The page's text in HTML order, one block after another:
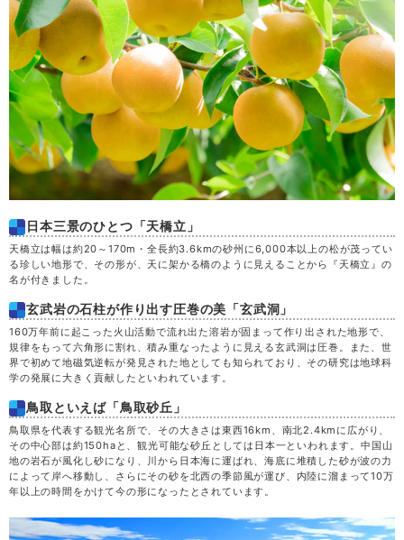
31
日本三景のひとつ「天橋立」
天橋立は幅は約20～170m・全長約3.6kmの砂州に6,000本以上の松が茂ってい
る珍しい地形で、その形が、天に架かる橋のように見えることから『天橋立』の
名が付きました。
玄武岩の石柱が作り出す圧巻の美「玄武洞」
160万年前に起こった火山活動で流れ出た溶岩が固まって作り出された地形で、
規律をもって六角形に割れ、積み重なったように見える玄武洞は圧巻。また、世
界で初めて地磁気逆転が発見された地としても知られており、その研究は地球科
学の発展に大きく貢献したといわれています。
鳥取といえば「鳥取砂丘」
鳥取県を代表する観光名所で、その大きさは東西16km、南北2.4kmに広がり、
その中心部は約150haと、観光可能な砂丘としては日本一といわれます。中国山
地の岩石が風化し砂になり、川から日本海に運ばれ、海底に堆積した砂が波の力
によって岸へ移動し、さらにその砂を北西の季節風が運び、内陸に溜まって10万
年以上の時間をかけて今の形になったとされています。